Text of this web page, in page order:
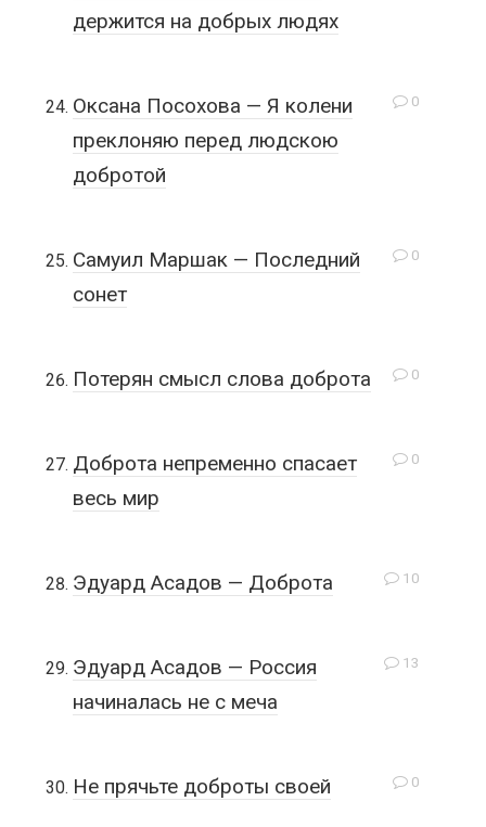
держится на добрых людях
0
Оксана Посохова — Я колени
преклоняю перед людскою
добротой
0
Самуил Маршак — Последний
сонет
0
Потерян смысл слова доброта
0
Доброта непременно спасает
весь мир
10
Эдуард Асадов — Доброта
13
Эдуард Асадов — Россия
начиналась не с меча
0
Не прячьте доброты своей